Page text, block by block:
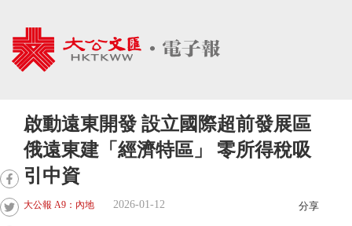
啟動遠東開發 設立國際超前發展區
俄遠東建「經濟特區」 零所得稅吸
引中資
大公報 A9：內地 2026-01-12 分享